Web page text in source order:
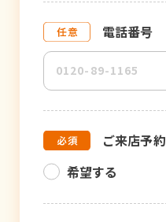
電話番号
ご来店予約
希望する